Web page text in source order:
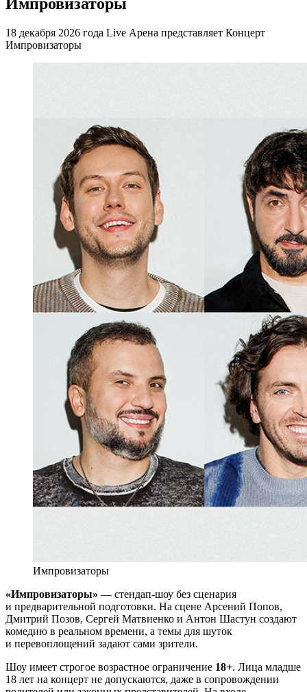
18 декабря 2026 года Live Арена представляет Концерт
Импровизаторы
Импровизаторы
«Импровизаторы» — стендап-шоу без сценария
и предварительной подготовки. На сцене Арсений Попов,
Дмитрий Позов, Сергей Матвиенко и Антон Шастун создают
комедию в реальном времени, а темы для шуток
и перевоплощений задают сами зрители.
Шоу имеет строгое возрастное ограничение 18+. Лица младше
18 лет на концерт не допускаются, даже в сопровождении